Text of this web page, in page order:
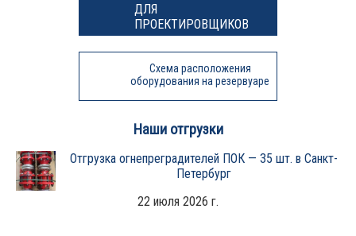
ДЛЯ
ПРОЕКТИРОВЩИКОВ
Схема расположения
оборудования на резервуаре
Наши отгрузки
Отгрузка огнепреградителей ПОК — 35 шт. в Санкт-
Петербург
22 июля 2026 г.